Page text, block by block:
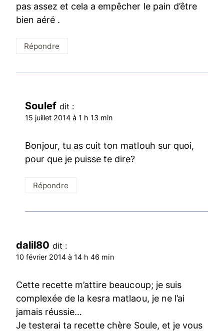
pas assez et cela a empêcher le pain d’être
bien aéré .
Répondre
Soulef dit :
15 juillet 2014 à 1 h 13 min
Bonjour, tu as cuit ton matlouh sur quoi,
pour que je puisse te dire?
Répondre
dalil80 dit :
10 février 2014 à 14 h 46 min
Cette recette m’attire beaucoup; je suis
complexée de la kesra matlaou, je ne l’ai
jamais réussie…
Je testerai ta recette chère Soule, et je vous